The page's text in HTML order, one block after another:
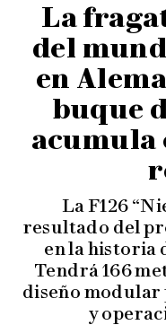
La
del
en
buque
acumula
La F126
resultado del
en la historia
Tendrá 166
diseño modular
y